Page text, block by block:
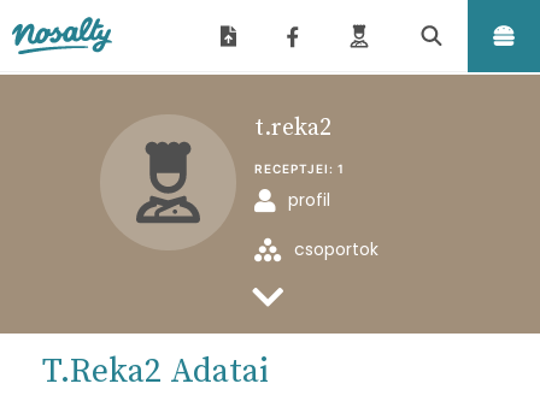
Nosalty
t.reka2
RECEPTJEI: 1
profil
csoportok
T.reka2 Adatai